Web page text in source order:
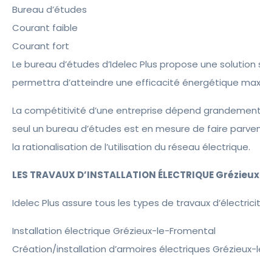
Bureau d’études
Courant faible
Courant fort
Le bureau d’études d’Idelec Plus propose une
permettra d’atteindre une efficacité énergétique
La compétitivité d’une entreprise dépend
seul un bureau d’études est en mesure de faire
la rationalisation de l’utilisation du réseau électrique.
LES TRAVAUX D’INSTALLATION ÉLECTRIQUE
Idelec Plus assure tous les types de travaux
Installation électrique Grézieux-le-Fromental
Création/installation d’armoires électriques